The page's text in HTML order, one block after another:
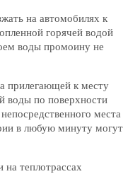
на автомобилях к
горячей водой
воды промоину не
прилегающей к месту
воды по поверхности
места
в любую минуту могут
на теплотрассах